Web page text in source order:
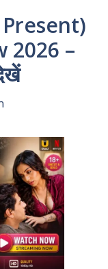
Present)
2026 –